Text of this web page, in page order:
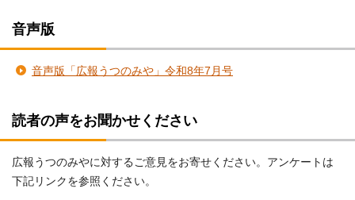
音声版
音声版「広報うつのみや」令和8年7月号
読者の声をお聞かせください
広報うつのみやに対するご意見をお寄せください。アンケートは
下記リンクを参照ください。